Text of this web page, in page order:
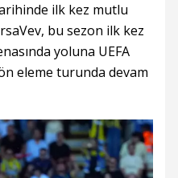
ilk kez mutlu
bu sezon ilk kez
yoluna UEFA
eleme turunda devam